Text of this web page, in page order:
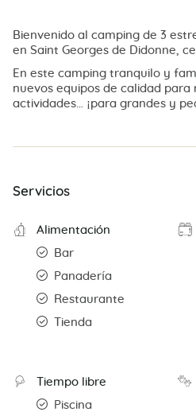
Bienvenido al camping de 3
en Saint Georges de Didonne,
En este camping tranquilo y
nuevos equipos de calidad para
actividades… ¡para grandes y
Servicios
Alimentación
Bar
Panadería
Restaurante
Tienda
Tiempo libre
Piscina